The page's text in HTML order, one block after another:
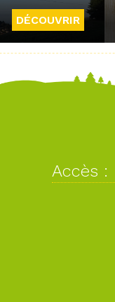
DÉCOUVRIR
Accès :